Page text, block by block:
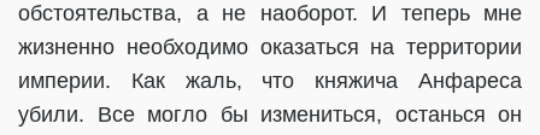
обстоятельства, а не наоборот. И теперь мне
жизненно необходимо оказаться на территории
империи. Как жаль, что княжича Анфареса
убили. Все могло бы измениться, останься он